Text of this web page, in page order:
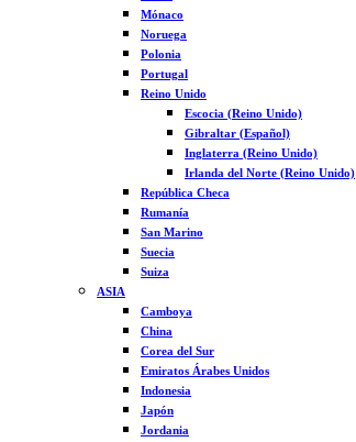
Mónaco
Noruega
Polonia
Portugal
Reino Unido
Escocia (Reino Unido)
Gibraltar (Español)
Inglaterra (Reino Unido)
Irlanda del Norte (Reino Unido)
República Checa
Rumanía
San Marino
Suecia
Suiza
ASIA
Camboya
China
Corea del Sur
Emiratos Árabes Unidos
Indonesia
Japón
Jordania